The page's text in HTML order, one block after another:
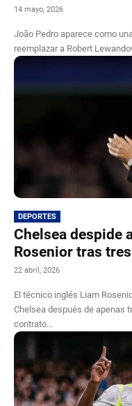
14 mayo, 2026
João Pedro aparece como
reemplazar a Robert
DEPORTES
Chelsea despide
Rosenior tras
22 abril, 2026
El técnico inglés Liam
Chelsea después de apenas
contrato...